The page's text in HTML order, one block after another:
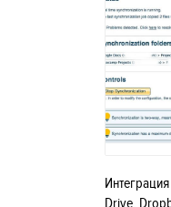
Drive,